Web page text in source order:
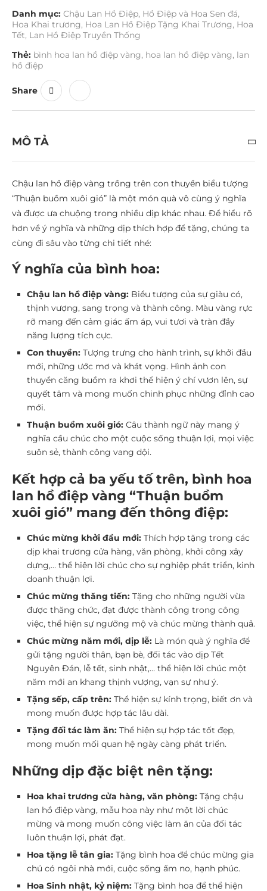
Danh mục: Chậu Lan Hồ Điệp, Hồ Điệp và Hoa Sen đá,
Hoa Khai trương, Hoa Lan Hồ Điệp Tặng Khai Trương, Hoa
Tết, Lan Hồ Điệp Truyền Thống
Thẻ: bình hoa lan hồ điệp vàng, hoa lan hồ điệp vàng, lan
hồ điệp
Share
MÔ TẢ
Chậu lan hồ điệp vàng trồng trên con thuyền biểu tượng
“Thuận buồm xuôi gió” là một món quà vô cùng ý nghĩa
và được ưa chuộng trong nhiều dịp khác nhau. Để hiểu rõ
hơn về ý nghĩa và những dịp thích hợp để tặng, chúng ta
cùng đi sâu vào từng chi tiết nhé:
Ý nghĩa của bình hoa:
Chậu lan hồ điệp vàng: Biểu tượng của sự giàu có,
thịnh vượng, sang trọng và thành công. Màu vàng rực
rỡ mang đến cảm giác ấm áp, vui tươi và tràn đầy
năng lượng tích cực.
Con thuyền: Tượng trưng cho hành trình, sự khởi đầu
mới, những ước mơ và khát vọng. Hình ảnh con
thuyền căng buồm ra khơi thể hiện ý chí vươn lên, sự
quyết tâm và mong muốn chinh phục những đỉnh cao
mới.
Thuận buồm xuôi gió: Câu thành ngữ này mang ý
nghĩa cầu chúc cho một cuộc sống thuận lợi, mọi việc
suôn sẻ, thành công vang dội.
Kết hợp cả ba yếu tố trên, bình hoa
lan hồ điệp vàng “Thuận buồm
xuôi gió” mang đến thông điệp:
Chúc mừng khởi đầu mới: Thích hợp tặng trong các
dịp khai trương cửa hàng, văn phòng, khởi công xây
dựng,… thể hiện lời chúc cho sự nghiệp phát triển, kinh
doanh thuận lợi.
Chúc mừng thăng tiến: Tặng cho những người vừa
được thăng chức, đạt được thành công trong công
việc, thể hiện sự ngưỡng mộ và chúc mừng thành quả.
Chúc mừng năm mới, dịp lễ: Là món quà ý nghĩa để
gửi tặng người thân, bạn bè, đối tác vào dịp Tết
Nguyên Đán, lễ tết, sinh nhật,… thể hiện lời chúc một
năm mới an khang thịnh vượng, vạn sự như ý.
Tặng sếp, cấp trên: Thể hiện sự kính trọng, biết ơn và
mong muốn được hợp tác lâu dài.
Tặng đối tác làm ăn: Thể hiện sự hợp tác tốt đẹp,
mong muốn mối quan hệ ngày càng phát triển.
Những dịp đặc biệt nên tặng:
Hoa khai trương cửa hàng, văn phòng: Tặng chậu
lan hồ điệp vàng, mẫu hoa này như một lời chúc
mừng và mong muốn công việc làm ăn của đối tác
luôn thuận lợi, phát đạt.
Hoa tặng lễ tân gia: Tặng bình hoa để chúc mừng gia
chủ có ngôi nhà mới, cuộc sống ấm no, hạnh phúc.
Hoa Sinh nhật, kỷ niệm: Tặng bình hoa để thể hiện